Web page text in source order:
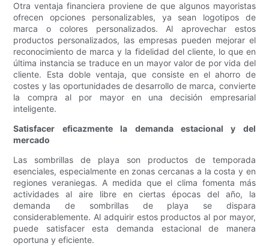
Otra ventaja financiera proviene de que algunos mayoristas
ofrecen opciones personalizables, ya sean logotipos de
marca o colores personalizados. Al aprovechar estos
productos personalizados, las empresas pueden mejorar el
reconocimiento de marca y la fidelidad del cliente, lo que en
última instancia se traduce en un mayor valor de por vida del
cliente. Esta doble ventaja, que consiste en el ahorro de
costes y las oportunidades de desarrollo de marca, convierte
la compra al por mayor en una decisión empresarial
inteligente.
Satisfacer eficazmente la demanda estacional y del
mercado
Las sombrillas de playa son productos de temporada
esenciales, especialmente en zonas cercanas a la costa y en
regiones veraniegas. A medida que el clima fomenta más
actividades al aire libre en ciertas épocas del año, la
demanda de sombrillas de playa se dispara
considerablemente. Al adquirir estos productos al por mayor,
puede satisfacer esta demanda estacional de manera
oportuna y eficiente.